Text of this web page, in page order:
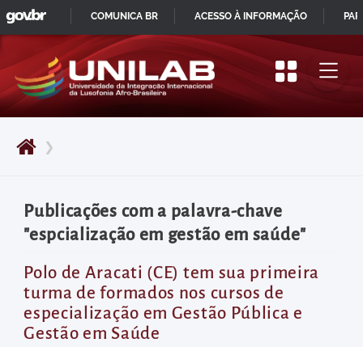
Pular
para
início
do
principal
Acessar
diretamente
o
menu
principal
Acessar
❯
Publicações com a palavra-chave
"espcialização em gestão em saúde"
Polo de Aracati (CE) tem sua primeira
turma de formados nos cursos de
especialização em Gestão Pública e
Gestão em Saúde
IR
PARA
CONTEÚDO
GOVBR
COMUNICA BR ACESSO À INFORMAÇÃO